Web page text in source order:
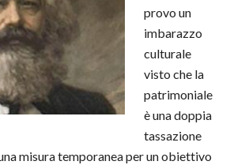
provo un
imbarazzo
culturale
visto che la
patrimoniale
è una doppia
tassazione
misura temporanea per un obiettivo